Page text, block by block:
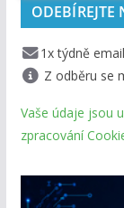
1x týdně
Z odběru se
Vaše údaje jsou
zpracování